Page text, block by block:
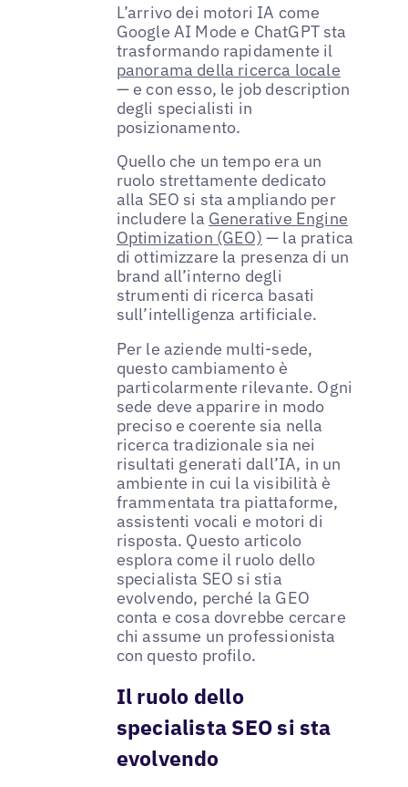
L’arrivo dei motori IA come
Google AI Mode e ChatGPT sta
trasformando rapidamente il
panorama della ricerca locale
— e con esso, le job description
degli specialisti in
posizionamento.
Quello che un tempo era un
ruolo strettamente dedicato
alla SEO si sta ampliando per
includere la Generative Engine
Optimization (GEO) — la pratica
di ottimizzare la presenza di un
brand all’interno degli
strumenti di ricerca basati
sull’intelligenza artificiale.
Per le aziende multi-sede,
questo cambiamento è
particolarmente rilevante. Ogni
sede deve apparire in modo
preciso e coerente sia nella
ricerca tradizionale sia nei
risultati generati dall’IA, in un
ambiente in cui la visibilità è
frammentata tra piattaforme,
assistenti vocali e motori di
risposta. Questo articolo
esplora come il ruolo dello
specialista SEO si stia
evolvendo, perché la GEO
conta e cosa dovrebbe cercare
chi assume un professionista
con questo profilo.
Il ruolo dello
specialista SEO si sta
evolvendo